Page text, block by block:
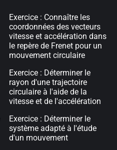
Exercice : Connaître les
coordonnées des vecteurs
vitesse et accélération dans
le repère de Frenet pour un
mouvement circulaire
Exercice : Déterminer le
rayon d'une trajectoire
circulaire à l'aide de la
vitesse et de l'accélération
Exercice : Déterminer le
système adapté à l'étude
d'un mouvement